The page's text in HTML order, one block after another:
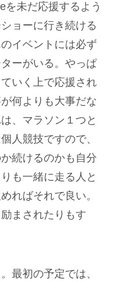
を未だ応援するよう
ョーに行き続ける
イベントには必ず
ーがいる。やっぱ
いく上で応援され
何よりも大事だな
、マラソン１つと
人競技ですので、
続けるのかも自分
も一緒に走る人と
ればそれで良い。
まされたりもす
最初の予定では、